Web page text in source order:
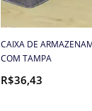
CAIXA DE
COM TAMPA
R$36,43